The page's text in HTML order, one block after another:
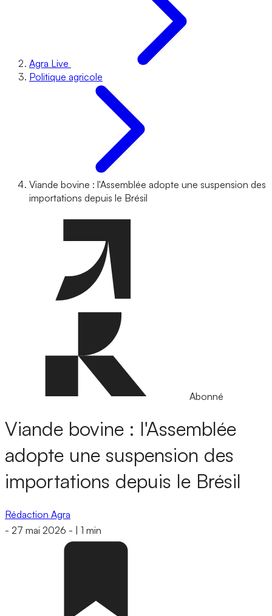
Agra Live
Politique agricole
Viande bovine : l'Assemblée adopte une suspension des
importations depuis le Brésil
Abonné
Viande bovine : l'Assemblée
adopte une suspension des
importations depuis le Brésil
Rédaction Agra
- 27 mai 2026 - 1 min